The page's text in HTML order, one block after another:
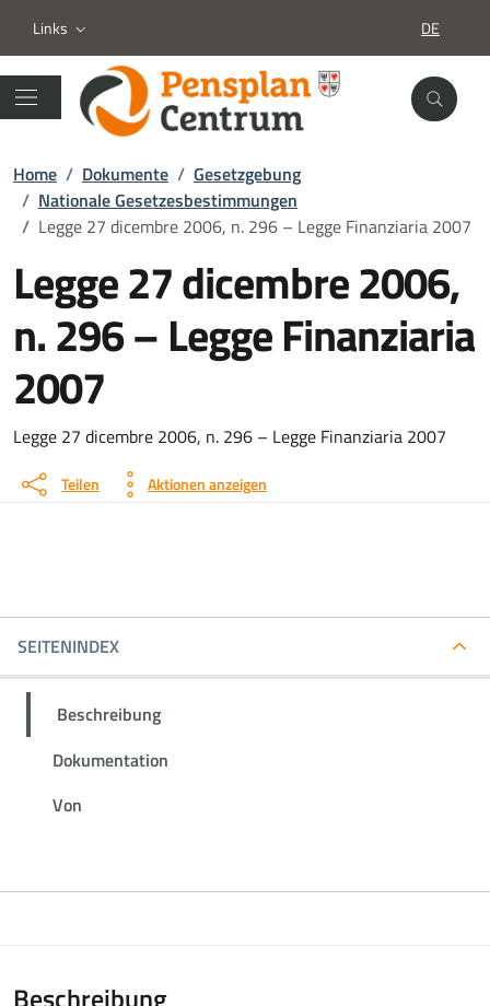
Links DE
Home / Dokumente / Gesetzgebung
/ Nationale Gesetzesbestimmungen
/ Legge 27 dicembre 2006, n. 296 – Legge Finanziaria 2007
Legge 27 dicembre 2006,
n. 296 – Legge Finanziaria
2007
Dokument details
Legge 27 dicembre 2006, n. 296 – Legge Finanziaria 2007
Teilen Aktionen anzeigen
SEITENINDEX
Beschreibung
Dokumentation
Von